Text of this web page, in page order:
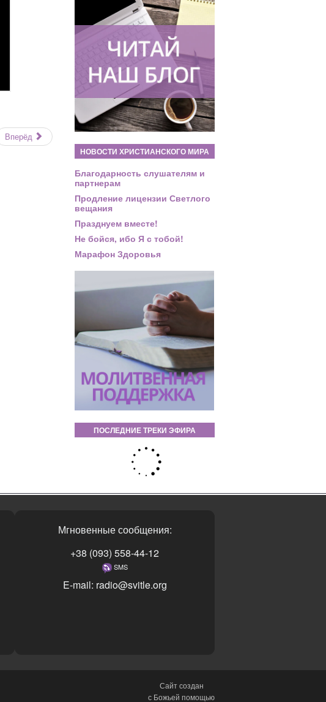
Вперёд
НОВОСТИ ХРИСТИАНСКОГО МИРА
Благодарность слушателям и
партнерам
Продление лицензии Светлого
вещания
Празднуем вместе!
Не бойся, ибо Я с тобой!
Марафон Здоровья
ПОСЛЕДНИЕ ТРЕКИ ЭФИРА
Мгновенные сообщения:
+38 (093) 558-44-12
SMS
E-mail: radio@svitle.org
Сайт создан
с Божьей помощью